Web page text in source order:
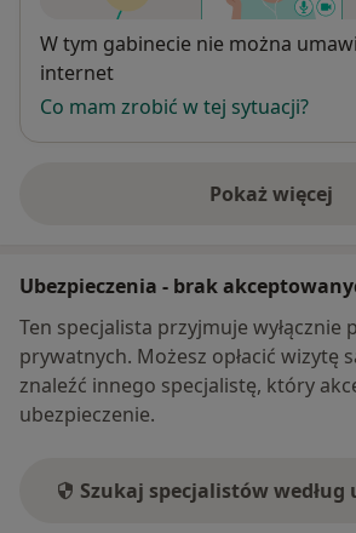
Dostępność
W tym gabinecie nie można
internet
Co mam zrobić w tej sytuacji?
Pokaż więcej
o adresie
Ubezpieczenia - brak
Ten specjalista przyjmuje wyłącznie
prywatnych. Możesz opłacić wizytę
znaleźć innego specjalistę, który
ubezpieczenie.
Szukaj specjalistów według